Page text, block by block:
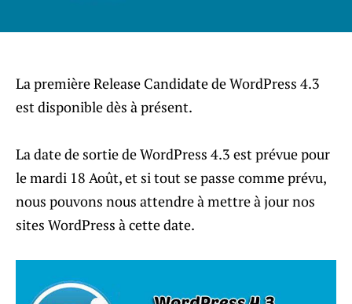
La première Release Candidate de WordPress 4.3
est disponible dès à présent.
La date de sortie de WordPress 4.3 est prévue pour
le mardi 18 Août, et si tout se passe comme prévu,
nous pouvons nous attendre à mettre à jour nos
sites WordPress à cette date.